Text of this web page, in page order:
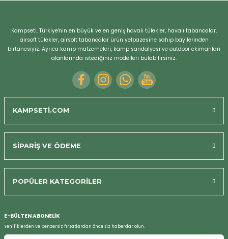
Kampseti, Türkiye'nin en büyük ve en geniş havalı tüfekler, havalı tabancalar,
airsoft tüfekler, airsoft tabancalar ürün yelpazesine sahip bayilerinden
birtanesiyiz. Ayrıca kamp malzemeleri, kamp sandalyesi ve outdoor ekimanları
alanlarında istediğiniz modelleri bulabilirsiniz.
KAMPSETİ.COM
SİPARİŞ VE ÖDEME
POPÜLER KATEGORİLER
E-BÜLTEN ABONELİK
Yeniliklerden ve benzersiz fırsatlardan önce siz haberdar olun.